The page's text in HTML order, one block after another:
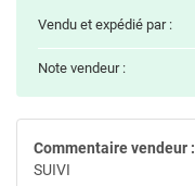
Vendu et expédié par :
Note vendeur :
Commentaire vendeur :
SUIVI